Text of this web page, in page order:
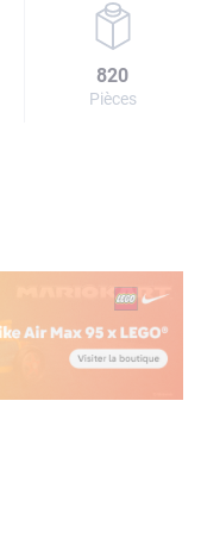
820
Pièces